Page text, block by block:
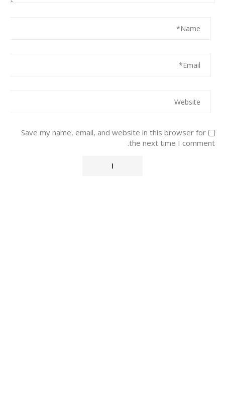
Save my name, email, and website in this browser for
the next time I comment.